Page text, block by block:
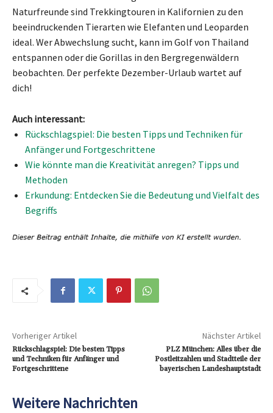
Naturfreunde sind Trekkingtouren in Kalifornien zu den
beeindruckenden Tierarten wie Elefanten und Leoparden
ideal. Wer Abwechslung sucht, kann im Golf von Thailand
entspannen oder die Gorillas in den Bergregenwäldern
beobachten. Der perfekte Dezember-Urlaub wartet auf
dich!
Auch interessant:
Rückschlagspiel: Die besten Tipps und Techniken für
Anfänger und Fortgeschrittene
Wie könnte man die Kreativität anregen? Tipps und
Methoden
Erkundung: Entdecken Sie die Bedeutung und Vielfalt des
Begriffs
Vorheriger Artikel
Rückschlagspiel: Die besten Tipps
und Techniken für Anfänger und
Fortgeschrittene
Nächster Artikel
PLZ München: Alles über die
Postleitzahlen und Stadtteile der
bayerischen Landeshauptstadt
Weitere Nachrichten